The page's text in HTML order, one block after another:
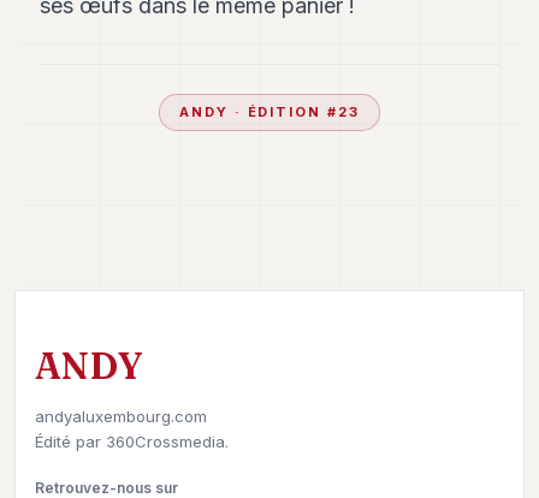
ses œufs dans le même panier !
ANDY · ÉDITION # 23
ANDY
andyaluxembourg.com
Édité par 360Crossmedia.
Retrouvez-nous sur